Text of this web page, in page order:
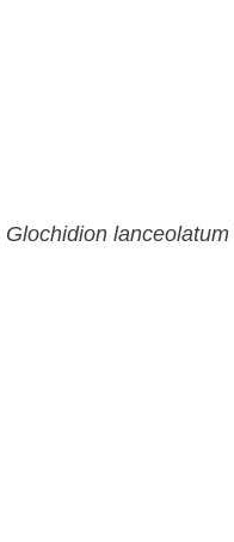
Glochidion lanceolatum